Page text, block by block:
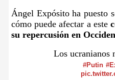
Ángel Expósito ha puesto
cómo puede afectar a este
su repercusión en
Los ucranianos
#Putin